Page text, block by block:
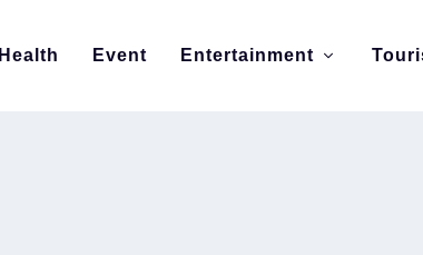
Health Event Entertainment